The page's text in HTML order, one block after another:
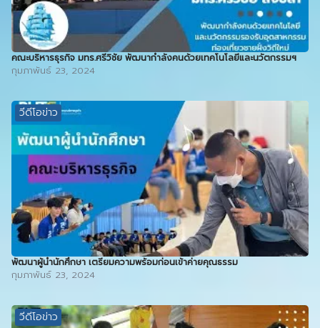
คณะบริหารธุรกิจ มทร.ศรีวิชัย พัฒนากำลังคนด้วยเทคโนโลยีและนวัตกรรมฯ
กุมภาพันธ์ 23, 2024
วีดีโอข่าว
พัฒนาผู้นำนักศึกษา เตรียมความพร้อมก่อนเข้าค่ายคุณธรรม
กุมภาพันธ์ 23, 2024
วีดีโอข่าว